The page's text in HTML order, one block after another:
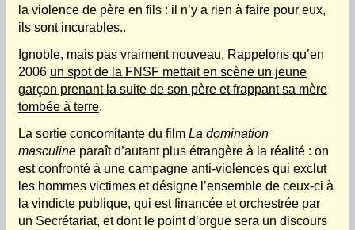
la violence de père en fils : il n’y a rien à faire pour eux,
ils sont incurables..
Ignoble, mais pas vraiment nouveau. Rappelons qu’en
2006 un spot de la FNSF mettait en scène un jeune
garçon prenant la suite de son père et frappant sa mère
tombée à terre.
La sortie concomitante du film La domination
masculine paraît d’autant plus étrangère à la réalité : on
est confronté à une campagne anti-violences qui exclut
les hommes victimes et désigne l’ensemble de ceux-ci à
la vindicte publique, qui est financée et orchestrée par
un Secrétariat, et dont le point d’orgue sera un discours